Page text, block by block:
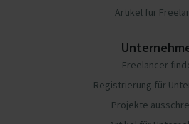
Artikel für
Freelancer
Registrierung für
Projekte